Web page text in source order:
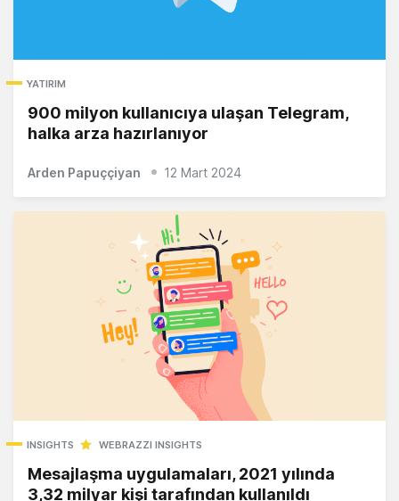
YATIRIM
900 milyon kullanıcıya ulaşan Telegram,
halka arza hazırlanıyor
Arden Papuççiyan 12 Mart 2024
INSIGHTS WEBRAZZI INSIGHTS
Mesajlaşma uygulamaları, 2021 yılında
3,32 milyar kişi tarafından kullanıldı